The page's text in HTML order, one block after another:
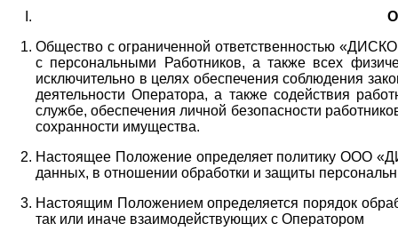
Общество с ограниченной ответственностью
с персональными Работников, а также всех
исключительно в целях обеспечения соблюдения
деятельности Оператора,а также содействия
службе, обеспечения личной безопасности
сохранности имущества.
Настоящее Положение определяет политику ООО
данных, в отношении обработки и защиты
Настоящим Положением определяется порядок
так или иначе взаимодействующих с Оператором